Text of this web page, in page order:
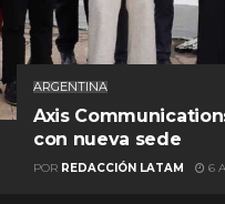
ARGENTINA
Axis
con nueva sede
POR REDACCIÓN LATAM 6